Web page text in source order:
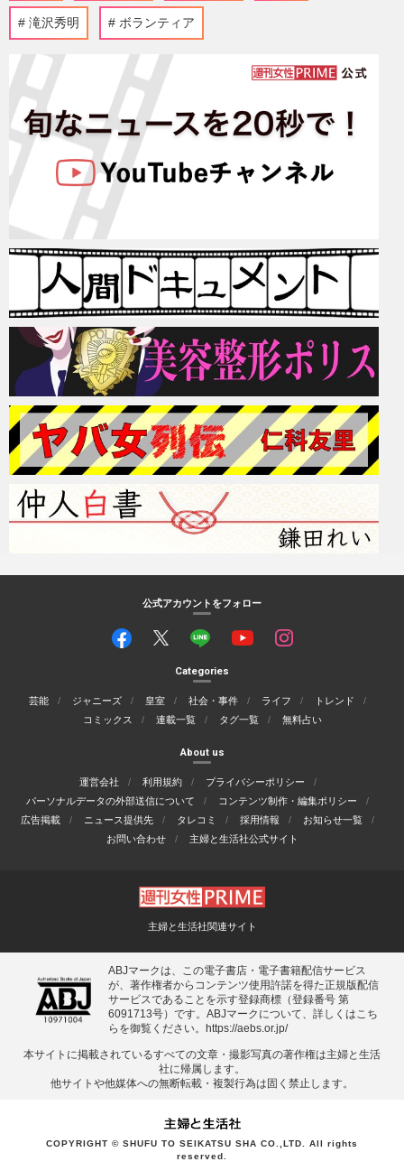
滝沢秀明 ボランティア
公式アカウントをフォロー
Categories
芸能 ジャニーズ 皇室 社会・事件 ライフ
トレンド
コミックス
連載一覧 タグ一覧 無料占い
About us
運営会社 利用規約
プライバシーポリシー
パーソナルデータの外部送信について
コンテンツ制作・編集ポリシー
広告掲載
ニュース提供先 タレコミ 採用情報
お知らせ一覧
お問い合わせ
主婦と生活社公式サイト
主婦と生活社関連サイト
ABJマークは、この電子書店・電子書籍配信サービス
が、著作権者からコンテンツ使用許諾を得た正規版配信
サービスであることを示す登録商標（登録番号 第
6091713号）です。ABJマークについて、詳しくはこち
らを御覧ください。
https://aebs.or.jp/
本サイトに掲載されているすべての⽂章・撮影写真の著作権は主婦と⽣活
社に帰属します。
他サイトや他媒体への無断転載・複製⾏為は固く禁⽌します。
COPYRIGHT © SHUFU TO SEIKATSU SHA CO.,LTD. All rights
reserved.